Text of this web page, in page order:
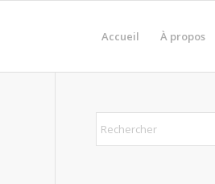
Accueil À propos